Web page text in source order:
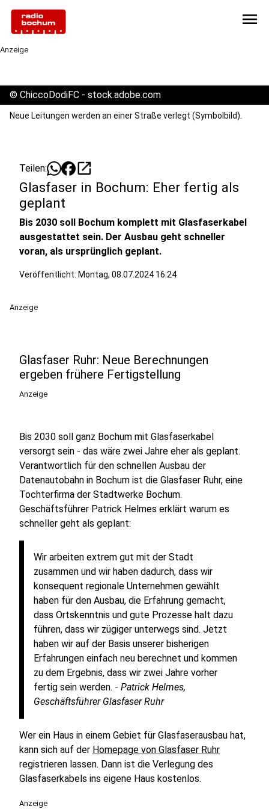
menu
Anzeige
© ChiccoDodiFC - stock.adobe.com
Neue Leitungen werden an einer Straße verlegt (Symbolbild).
Teilen: open_in_new
Glasfaser in Bochum: Eher fertig als
geplant
Bis 2030 soll Bochum komplett mit Glasfaserkabel
ausgestattet sein. Der Ausbau geht schneller
voran, als ursprünglich geplant.
Veröffentlicht: Montag, 08.07.2024 16:24
Anzeige
Glasfaser Ruhr: Neue Berechnungen
ergeben frühere Fertigstellung
Anzeige
Bis 2030 soll ganz Bochum mit Glasfaserkabel
versorgt sein - das wäre zwei Jahre eher als geplant.
Verantwortlich für den schnellen Ausbau der
Datenautobahn in Bochum ist die Glasfaser Ruhr, eine
Tochterfirma der Stadtwerke Bochum.
Geschäftsführer Patrick Helmes erklärt warum es
schneller geht als geplant:
Wir arbeiten extrem gut mit der Stadt
zusammen und wir haben dadurch, dass wir
konsequent regionale Unternehmen gewählt
haben für den Ausbau, die Erfahrung gemacht,
dass Ortskenntnis und gute Prozesse halt dazu
führen, dass wir zügiger unterwegs sind. Jetzt
haben wir auf der Basis unserer bisherigen
Erfahrungen einfach neu berechnet und kommen
zu dem Ergebnis, dass wir zwei Jahre vorher
fertig sein werden. - Patrick Helmes,
Geschäftsführer Glasfaser Ruhr
Wer ein Haus in einem Gebiet für Glasfaserausbau hat,
kann sich auf der Homepage von Glasfaser Ruhr
registrieren lassen. Dann ist die Verlegung des
Glasfaserkabels ins eigene Haus kostenlos.
Anzeige